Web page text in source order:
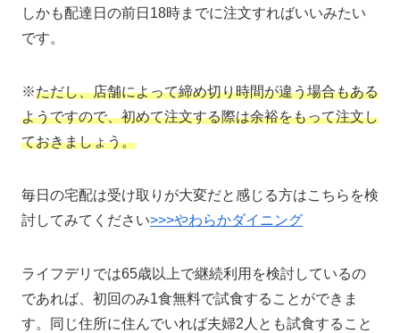
しかも配達日の前日18時までに注文すればいいみたい
です。
※ただし、店舗によって締め切り時間が違う場合もある
ようですので、初めて注文する際は余裕をもって注文し
ておきましょう。
毎日の宅配は受け取りが大変だと感じる方はこちらを検
討してみてください>>>やわらかダイニング
ライフデリでは65歳以上で継続利用を検討しているの
であれば、初回のみ1食無料で試食することができま
す。同じ住所に住んでいれば夫婦2人とも試食すること